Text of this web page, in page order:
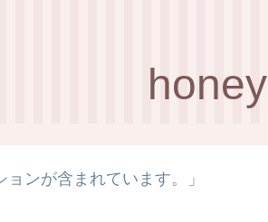
honey
ンが含まれています。」